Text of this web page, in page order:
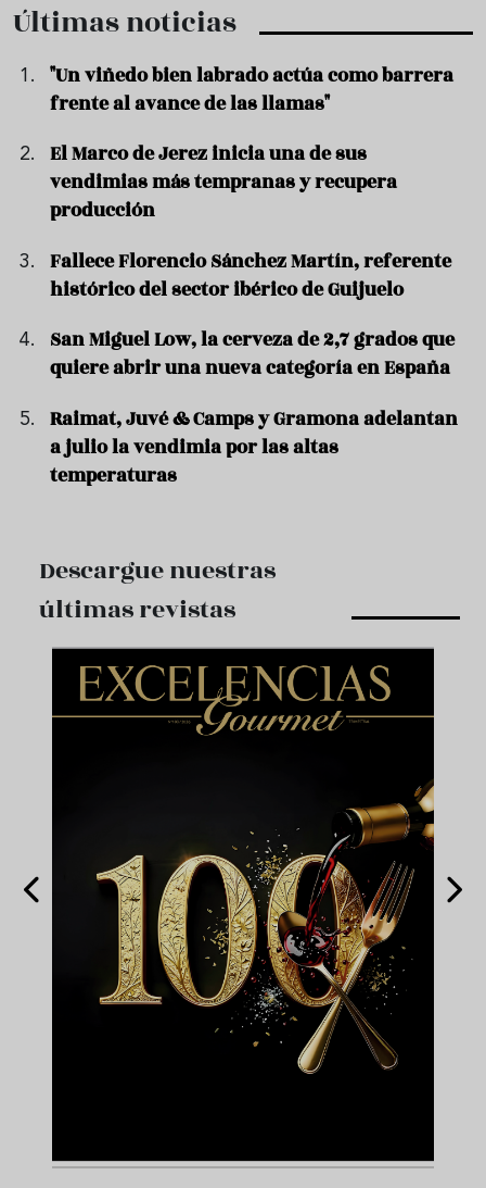
Últimas noticias
"Un viñedo bien labrado actúa como barrera
frente al avance de las llamas"
El Marco de Jerez inicia una de sus
vendimias más tempranas y recupera
producción
Fallece Florencio Sánchez Martín, referente
histórico del sector ibérico de Guijuelo
San Miguel Low, la cerveza de 2,7 grados que
quiere abrir una nueva categoría en España
Raimat, Juvé & Camps y Gramona adelantan
a julio la vendimia por las altas
temperaturas
Descargue nuestras
últimas revistas